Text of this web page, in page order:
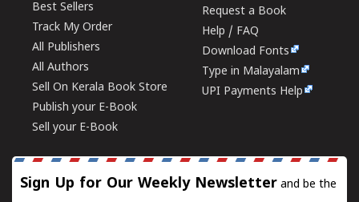
Best Sellers
Track My Order
All Publishers
All Authors
Sell On Kerala Book Store
Publish your E-Book
Sell your E-Book
Request a Book
Help / FAQ
Download Fonts
Type in Malayalam
UPI Payments Help
Sign Up for Our Weekly Newsletter and be the